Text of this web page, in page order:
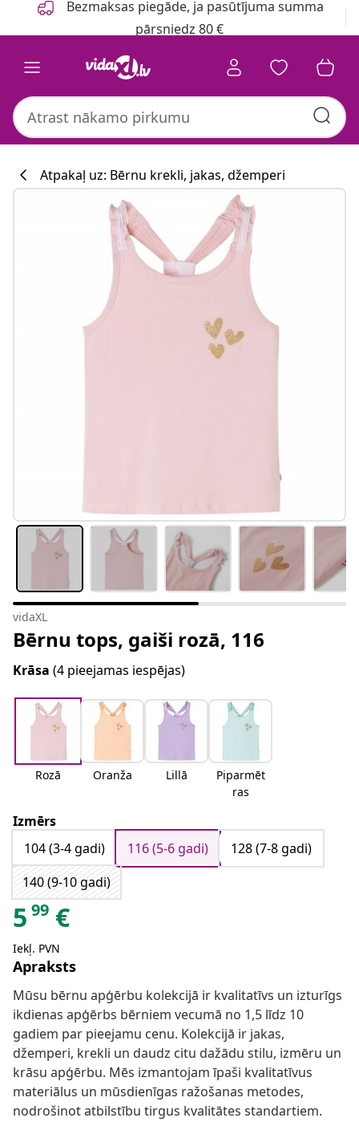
Bezmaksas piegāde, ja pasūtījuma summa
pārsniedz 80 €
Atpakaļ uz: Bērnu krekli, jakas, džemperi
vidaXL
Bērnu tops, gaiši rozā, 116
Krāsa (4 pieejamas iespējas)
Rozā Oranža Lillā
Piparmēt
ras
Izmērs
104 (3-4 gadi)
116 (5-6 gadi)
128 (7-8 gadi)
140 (9-10 gadi)
5 99 €
Iekļ. PVN
Apraksts
Mūsu bērnu apģērbu kolekcijā ir kvalitatīvs un izturīgs
ikdienas apģērbs bērniem vecumā no 1,5 līdz 10
gadiem par pieejamu cenu. Kolekcijā ir jakas,
džemperi, krekli un daudz citu dažādu stilu, izmēru un
krāsu apģērbu. Mēs izmantojam īpaši kvalitatīvus
materiālus un mūsdienīgas ražošanas metodes,
nodrošinot atbilstību tirgus kvalitātes standartiem.